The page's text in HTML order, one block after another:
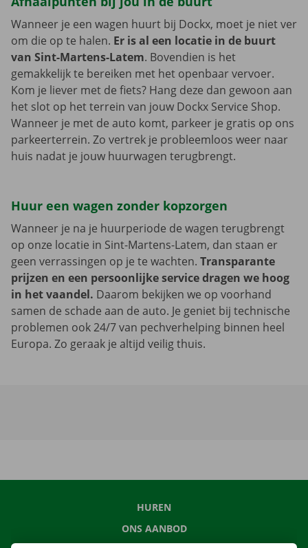
Wanneer je een wagen huurt bij Dockx, moet je niet ver
om die op te halen. Er is al een locatie in de buurt
van Sint-Martens-Latem. Bovendien is het
gemakkelijk te bereiken met het openbaar vervoer.
Kom je liever met de fiets? Hang deze dan gewoon aan
het slot op het terrein van jouw Dockx Service Shop.
Wanneer je met de auto komt, parkeer je gratis op ons
parkeerterrein. Zo vertrek je probleemloos weer naar
huis nadat je jouw huurwagen terugbrengt.
Huur een wagen zonder kopzorgen
Wanneer je na je huurperiode de wagen terugbrengt
op onze locatie in Sint-Martens-Latem, dan staan er
geen verrassingen op je te wachten. Transparante
prijzen en een persoonlijke service dragen we hoog
in het vaandel. Daarom bekijken we op voorhand
samen de schade aan de auto. Je geniet bij technische
problemen ook 24/7 van pechverhelping binnen heel
Europa. Zo geraak je altijd veilig thuis.
HUREN
ONS AANBOD